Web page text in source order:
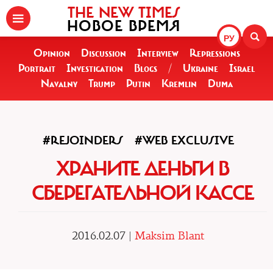
РУ
THE NEW TIMES
НОВОЕ ВРЕМЯ
Opinion Discussion Interview
Repressions
Portrait
Investigation Blogs / Ukraine
Israel
Navalny
Trump Putin Kremlin Duma
#REJOINDERS #WEB EXCLUSIVE
ХРАНИТЕ ДЕНЬГИ В
СБЕРЕГАТЕЛЬНОЙ КАССЕ
2016.02.07 | Maksim Blant